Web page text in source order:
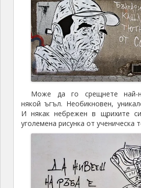
Може да го срещнете най-
някой ъгъл. Необикновен,
И някак небрежен в щрихите
уголемена рисунка от ученическа